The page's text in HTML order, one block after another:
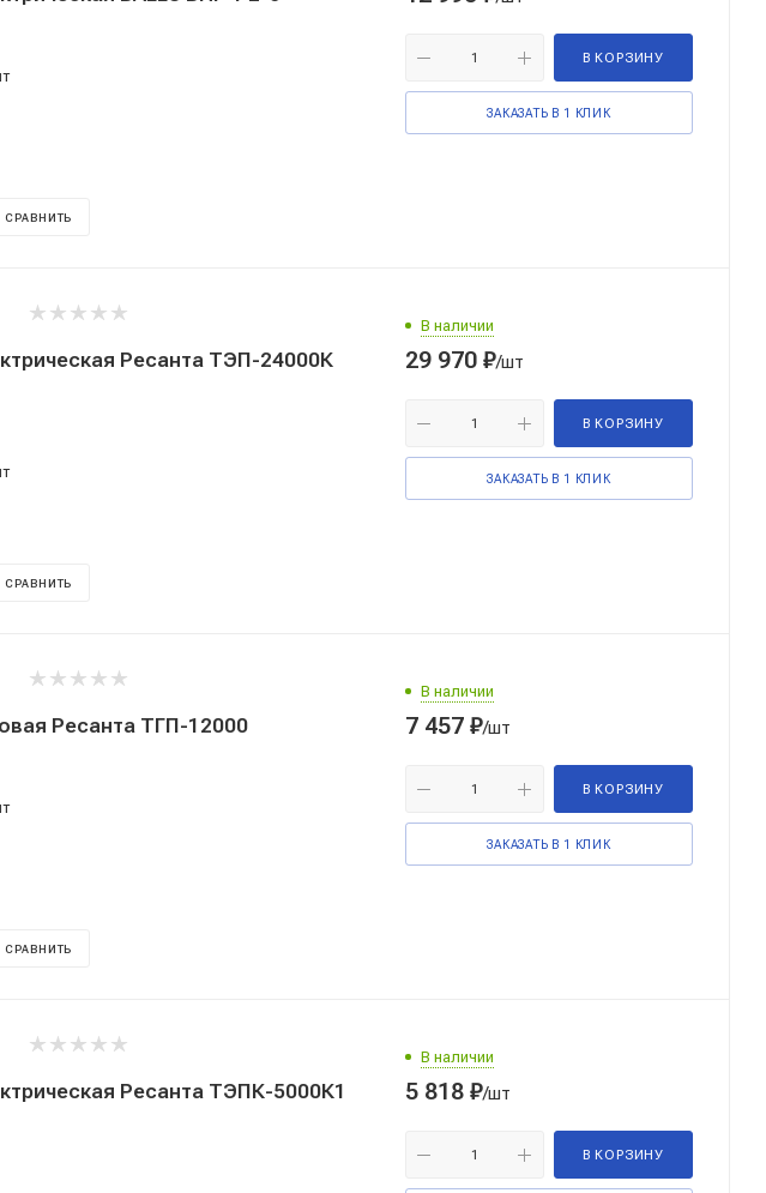
СРАВНИТЬ
В КОРЗИНУ
ЗАКАЗАТЬ В 1 КЛИК
Ресанта ТЭП-24000К
СРАВНИТЬ
В наличии
29 970 ₽/шт
В КОРЗИНУ
ЗАКАЗАТЬ В 1 КЛИК
Ресанта ТГП-12000
СРАВНИТЬ
В наличии
7 457 ₽/шт
В КОРЗИНУ
ЗАКАЗАТЬ В 1 КЛИК
Ресанта ТЭПК-5000К1
В наличии
5 818 ₽/шт
В КОРЗИНУ